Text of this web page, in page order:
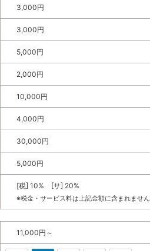
3,000円
3,000円
5,000円
2,000円
10,000円
4,000円
30,000円
5,000円
[税] 10% [サ] 20%
※税金・サービス料は上記金額に含まれません
11,000円～